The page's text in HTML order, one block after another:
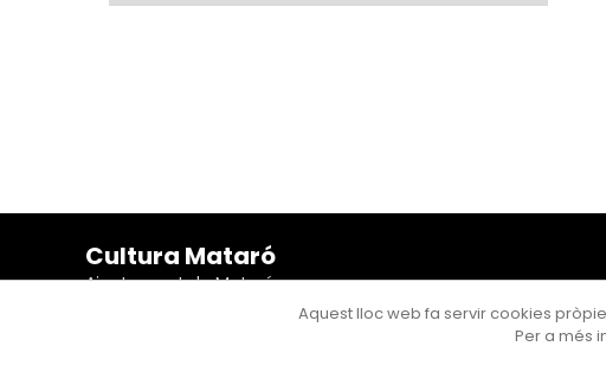
Cultura Mataró
Ajuntament de Mataró
C. de Sant Josep, 9 (Mataró, 08302)
Horari d'obertura: dilluns, dimecres i divendres de 10 a
Aquest lloc web fa servir cookies
Per a més